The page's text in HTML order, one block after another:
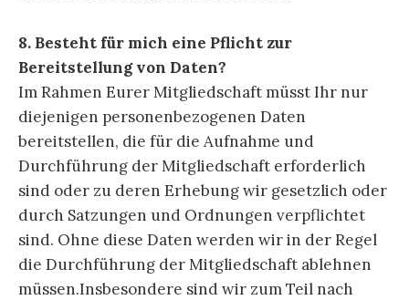
8. Besteht für mich eine Pflicht zur
Bereitstellung von Daten?
Im Rahmen Eurer Mitgliedschaft müsst Ihr nur
diejenigen personenbezogenen Daten
bereitstellen, die für die Aufnahme und
Durchführung der Mitgliedschaft erforderlich
sind oder zu deren Erhebung wir gesetzlich oder
durch Satzungen und Ordnungen verpflichtet
sind. Ohne diese Daten werden wir in der Regel
die Durchführung der Mitgliedschaft ablehnen
müssen.Insbesondere sind wir zum Teil nach